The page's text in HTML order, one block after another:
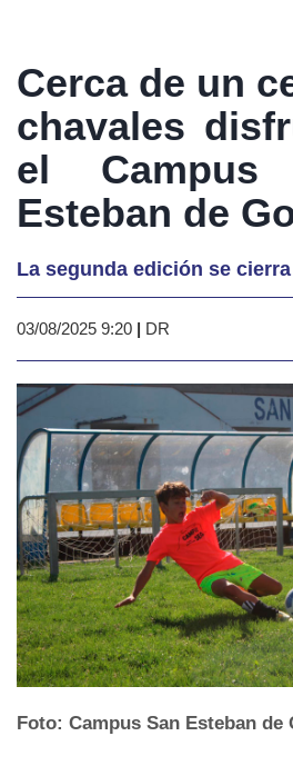
Cerca de un
chavales
el
Esteban de
La segunda edición se
03/08/2025 9:20 | DR
Foto: Campus San Esteban de